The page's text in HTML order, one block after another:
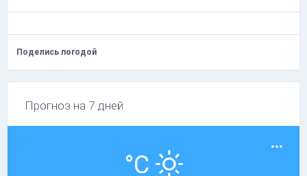
Поделись погодой
Прогноз на 7 дней
°C